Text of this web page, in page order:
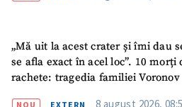
„Mă uit la acest crater și îmi dau
se afla exact în acel loc”. 10
rachete: tragedia familiei Voronov
NOU EXTERN 8 august 2026,
Fotografie
+ Încarcă imagine